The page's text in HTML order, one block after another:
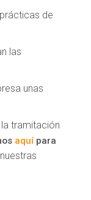
de
las
unas
tramitación
aquí para